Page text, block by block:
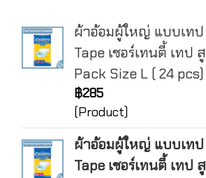
ผ้าอ้อมผู้ใหญ่ แบบเท
Tape เซอร์เทนตี้ เทป
Pack Size L ( 24 pcs)
฿285
(Product)
ผ้าอ้อมผู้ใหญ่ แบบเท
Tape เซอร์เทนตี้ เทป